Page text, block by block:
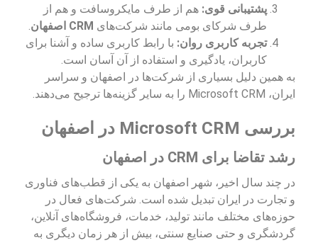
پشتیبانی قوی: هم از طرف مایکروسافت و هم از
طرف شرکای بومی مانند شرکت‌های CRM اصفهان
.
تجربه کاربری روان: با رابط کاربری ساده و آشنا برای
کاربران، یادگیری و استفاده از آن آسان است.
به همین دلیل بسیاری از شرکت‌ها در اصفهان و سراسر
ایران، Microsoft CRM را به سایر گزینه‌ها ترجیح می‌دهند.
بررسی Microsoft CRM در اصفهان
رشد تقاضا برای CRM در اصفهان
در چند سال اخیر، شهر اصفهان به یکی از قطب‌های فناوری
و تجارت در ایران تبدیل شده است. شرکت‌های فعال در
حوزه‌های مختلف مانند تولید، خدمات، فروشگاه‌های آنلاین،
گردشگری و حتی صنایع سنتی، بیش از هر زمان دیگری به